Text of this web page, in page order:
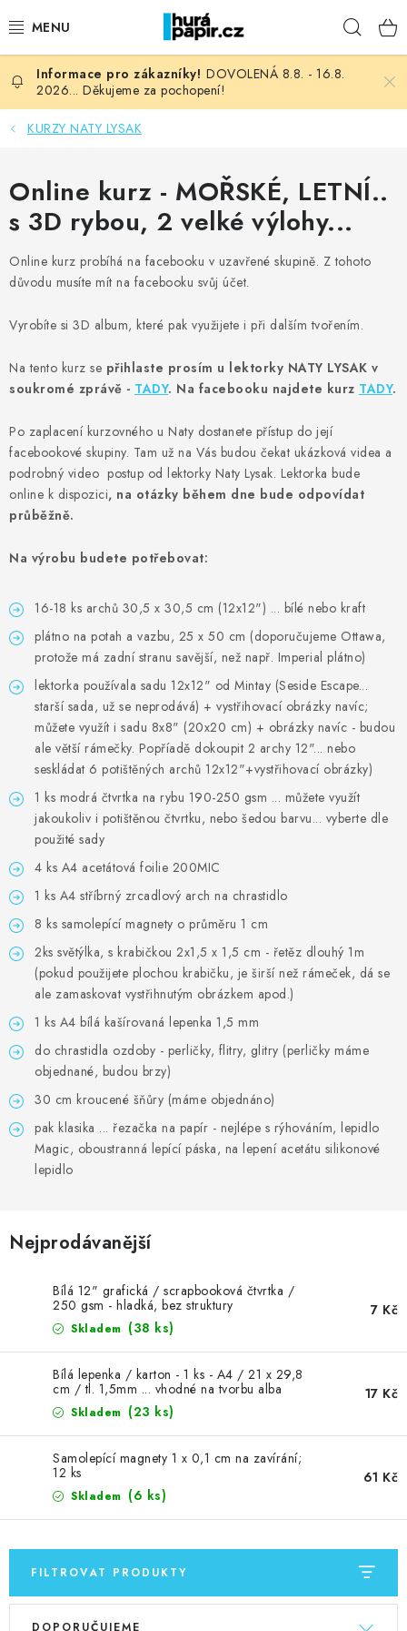
na
NOVINKY
HURÁ DÍLNA
KNIHAŘSKÝ MATERIÁL
KURZY NATY LYSAK
OBLÍBENÉ ♥️
FOTORECENZE
ZNAČKY
Doprava
Podmínky ochrany osobních údajů
DOVOLENÁ 8.8. - 16.8.
2026... Děkujeme za pochopení!
KURZY NATY LYSAK
Online kurz - MOŘSKÉ, LETNÍ..
s 3D rybou, 2 velké výlohy...
Online kurz probíhá na facebooku v uzavřené skupině. Z tohoto
důvodu musíte mít na facebooku svůj účet.
Vyrobíte si 3D album, které pak využijete i při dalším tvořením.
Na tento kurz se přihlaste prosím u lektorky NATY LYSAK v
soukromé zprávě - TADY. Na facebooku najdete kurz TADY.
Po zaplacení kurzovného u Naty dostanete přístup do její
facebookové skupiny. Tam už na Vás budou čekat ukázková videa a
podrobný video postup od lektorky Naty Lysak. Lektorka bude
online k dispozici, na otázky během dne bude odpovídat
průběžně.
Na výrobu budete potřebovat:
16-18 ks archů 30,5 x 30,5 cm (12x12") ... bílé nebo kraft
plátno na potah a vazbu, 25 x 50 cm (doporučujeme Ottawa,
protože má zadní stranu savější, než např. Imperial plátno)
lektorka používala sadu 12x12" od Mintay (Seside Escape...
starší sada, už se neprodává) + vystřihovací obrázky navíc;
můžete využít i sadu 8x8" (20x20 cm) + obrázky navíc - budou
ale větší rámečky. Popříadě dokoupit 2 archy 12"... nebo
seskládat 6 potištěných archů 12x12"+vystřihovací obrázky)
1 ks modrá čtvrtka na rybu 190-250 gsm ... můžete využít
jakoukoliv i potištěnou čtvrtku, nebo šedou barvu... vyberte dle
použité sady
4 ks A4 acetátová foilie 200MIC
1 ks A4 stříbrný zrcadlový arch na chrastidlo
8 ks samolepící magnety o průměru 1 cm
2ks světýlka, s krabičkou 2x1,5 x 1,5 cm - řetěz dlouhý 1m
(pokud použijete plochou krabičku, je širší než rámeček, dá se
ale zamaskovat vystřihnutým obrázkem apod.)
1 ks A4 bílá kašírovaná lepenka 1,5 mm
do chrastidla ozdoby - perličky, flitry, glitry (perličky máme
objednané, budou brzy)
30 cm kroucené šňůry (máme objednáno)
pak klasika ... řezačka na papír - nejlépe s rýhováním, lepidlo
Magic, oboustranná lepící páska, na lepení acetátu silikonové
lepidlo
Nejprodávanější
Bílá 12" grafická / scrapbooková čtvrtka /
250 gsm - hladká, bez struktury
Skladem (38 ks)
7 Kč
Bílá lepenka / karton - 1 ks - A4 / 21 x 29,8
cm / tl. 1,5mm ... vhodné na tvorbu alba
Skladem (23 ks)
17 Kč
Samolepící magnety 1 x 0,1 cm na zavírání;
12 ks
Skladem (6 ks)
61 Kč
FILTROVAT PRODUKTY
V
Ř
DOPORUČUJEME